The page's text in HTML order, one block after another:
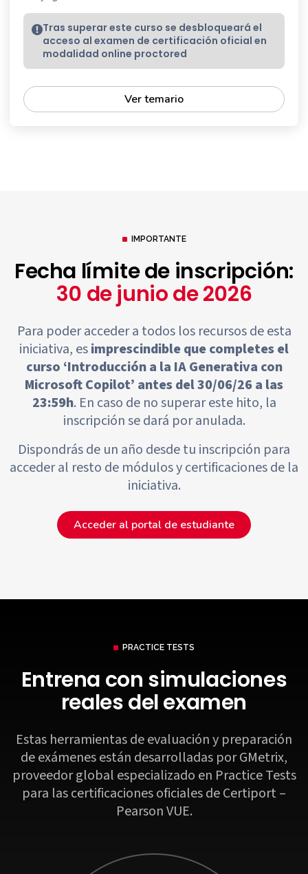
Tras superar este curso se desbloqueará el
acceso al examen de certificación oficial en
modalidad online proctored
Ver temario
IMPORTANTE
Fecha límite de inscripción:
30 de junio de 2026
Para poder acceder a todos los recursos de esta
iniciativa, esimprescindible quecompletes el
curso ‘Introducción a la IA Generativa con
Microsoft Copilot’ antes del30/06/26 a las
23:59h. En caso de no superar este hito, la
inscripción se dará por anulada.
Dispondrás de un año desde tu inscripción para
acceder al resto de módulos ycertificaciones de la
iniciativa.
Acceder al portal de estudiante
PRACTICE TESTS
Entrena con simulaciones
reales del examen
Estas herramientas de evaluación y preparación
de exámenes están desarrolladas por GMetrix,
proveedor global especializado en PracticeTests
para las certificaciones oficiales de Certiport –
Pearson VUE.